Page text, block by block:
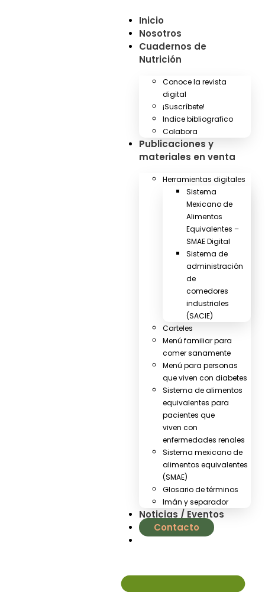
Inicio
Nosotros
Cuadernos de
Nutrición
Conoce la revista
digital
¡Suscríbete!
Indice bibliografico
Colabora
Publicaciones y
materiales en venta
Herramientas digitales
Sistema
Mexicano de
Alimentos
Equivalentes –
SMAE Digital
Sistema de
administración
de
comedores
industriales
(SACIE)
Carteles
Menú familiar para
comer sanamente
Menú para personas
que viven con diabetes
Sistema de alimentos
equivalentes para
pacientes que
viven con
enfermedades renales
Sistema mexicano de
alimentos equivalentes
(SMAE)
Glosario de términos
Imán y separador
Noticias / Eventos
Contacto
nutrial.ia